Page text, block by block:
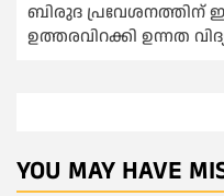
ബിരുദ പ്രവേശനത്തിന്
ഉത്തരവിറക്കി ഉന്നത
YOU MAY HAVE